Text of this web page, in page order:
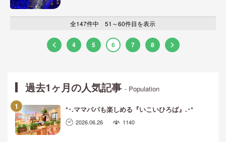
全147件中 51～60件目を表示
4 5 6 7 8
過去1ヶ月の人気記事- Population
*･.ママパパも楽しめる『いこいひろば』.･*
2026.06.26 1140